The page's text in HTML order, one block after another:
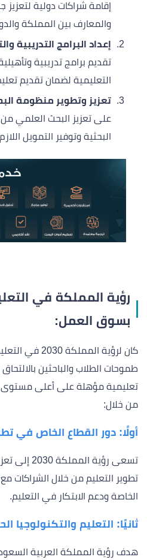
إقامة شراكات دولية لتعزيز
والمعارف بين المملكة
إعداد البرامج التدريبية
تقديم برامج تدريبية
التعليمية لضمان تقديم
تعزيز وتطوير منظومة
على تعزيز البحث العلمي من
البحثية وتوفير التمويل
بسوق العمل:
كان لرؤية
طموحات الطلاب والباحثين
تعليمية مؤهلة على أعلى مستوى
من خلال:
أولًا: دور القطاع الخاص في
تسعى رؤية
تطوير التعليم من خلال الشراكات
الخاصة ودعم الابتكار في التعليم.
ثانيًا: التعليم والتكنولوجيا